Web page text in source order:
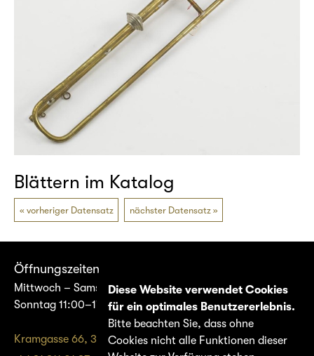
Blättern im Katalog
vorheriger Datensatz nächster Datensatz
Öffnungszeiten
Mittwoch – Samstag 14:00–17:00
Sonntag 11:00–17:00
Kramgasse 66, 3011 Bern
Diese Website verwendet Cookies
für ein optimales Benutzererlebnis.
Bitte beachten Sie, dass ohne
Cookies nicht alle Funktionen dieser